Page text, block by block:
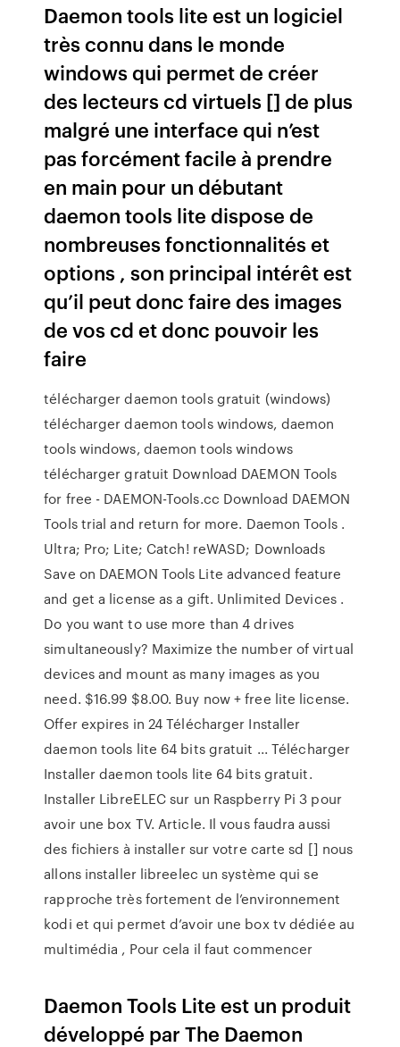
Daemon tools lite est un logiciel
très connu dans le monde
windows qui permet de créer
des lecteurs cd virtuels [] de plus
malgré une interface qui n’est
pas forcément facile à prendre
en main pour un débutant
daemon tools lite dispose de
nombreuses fonctionnalités et
options , son principal intérêt est
qu’il peut donc faire des images
de vos cd et donc pouvoir les
faire
télécharger daemon tools gratuit (windows)
télécharger daemon tools windows, daemon
tools windows, daemon tools windows
télécharger gratuit Download DAEMON Tools
for free - DAEMON-Tools.cc Download DAEMON
Tools trial and return for more. Daemon Tools .
Ultra; Pro; Lite; Catch! reWASD; Downloads
Save on DAEMON Tools Lite advanced feature
and get a license as a gift. Unlimited Devices .
Do you want to use more than 4 drives
simultaneously? Maximize the number of virtual
devices and mount as many images as you
need. $16.99 $8.00. Buy now + free lite license.
Offer expires in 24 Télécharger Installer
daemon tools lite 64 bits gratuit ... Télécharger
Installer daemon tools lite 64 bits gratuit.
Installer LibreELEC sur un Raspberry Pi 3 pour
avoir une box TV. Article. Il vous faudra aussi
des fichiers à installer sur votre carte sd [] nous
allons installer libreelec un système qui se
rapproche très fortement de l’environnement
kodi et qui permet d’avoir une box tv dédiée au
multimédia , Pour cela il faut commencer
Daemon Tools Lite est un produit
développé par The Daemon